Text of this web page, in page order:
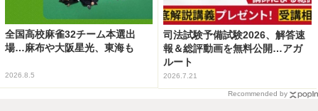
全国高校麻雀32チーム本選出
場…麻布や大阪星光、東海も
2026.8.5
司法試験予備試験2026、解答速
報＆総評動画を無料公開…アガ
ルート
2026.7.21
Recommended by